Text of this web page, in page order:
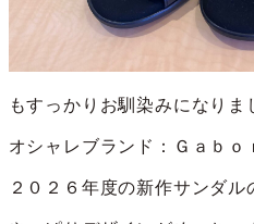
もすっかりお馴染みになりま
オシャレブランド：Ｇａｂｏ
２０２６年度の新作サンダル